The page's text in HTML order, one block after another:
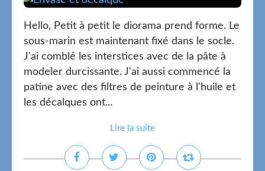
Hello, Petit à petit le diorama prend forme. Le
sous-marin est maintenant fixé dans le socle.
J'ai comblé les interstices avec de la pâte à
modeler durcissante. J'ai aussi commencé la
patine avec des filtres de peinture à l'huile et
les décalques ont...
Lire la suite